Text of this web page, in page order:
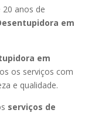
anos de
em
em
os serviços com
e qualidade.
serviços de